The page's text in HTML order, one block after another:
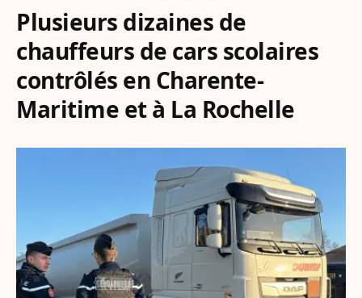
Plusieurs dizaines de
chauffeurs de cars scolaires
contrôlés en Charente-
Maritime et à La Rochelle